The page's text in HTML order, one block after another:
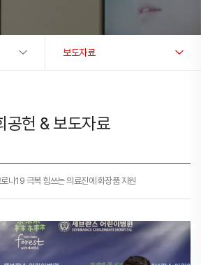
보도자료
공헌 & 보도자료
나19 극복 힘쓰는 의료진에 화장품 지원